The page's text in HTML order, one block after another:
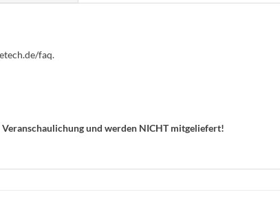
faq.
und werden NICHT mitgeliefert!